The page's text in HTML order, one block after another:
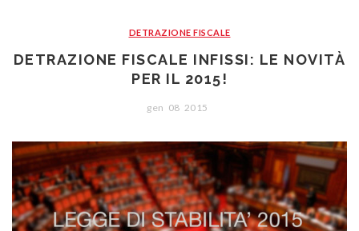
DETRAZIONE FISCALE
DETRAZIONE FISCALE INFISSI: LE NOVITÀ
PER IL 2015!
gen 08 2015